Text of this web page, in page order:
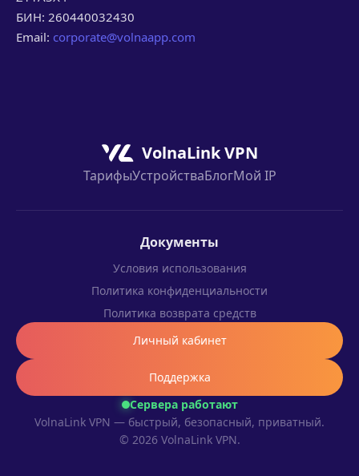
БИН: 260440032430
Email: corporate@volnaapp.com
VolnaLink VPN
ТарифыУстройстваБлогМой IP
Сервера работают
VolnaLink VPN — быстрый, безопасный, приватный.
© 2026 VolnaLink VPN.
Документы
Условия использования
Политика конфиденциальности
Политика возврата средств
Личный кабинет
Поддержка